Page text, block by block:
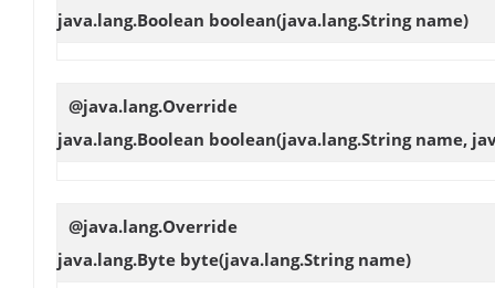
java.lang.Boolean boolean(java.lang.String name)
@java.lang.Override
java.lang.Boolean boolean(java.lang.String name,
@java.lang.Override
java.lang.Byte byte(java.lang.String name)